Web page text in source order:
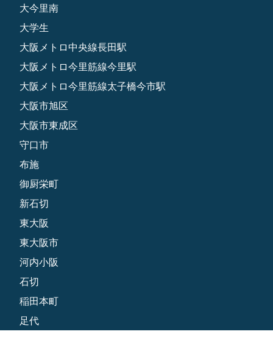
大今里南
大学生
大阪メトロ中央線長田駅
大阪メトロ今里筋線今里駅
大阪メトロ今里筋線太子橋今市駅
大阪市旭区
大阪市東成区
守口市
布施
御厨栄町
新石切
東大阪
東大阪市
河内小阪
石切
稲田本町
足代